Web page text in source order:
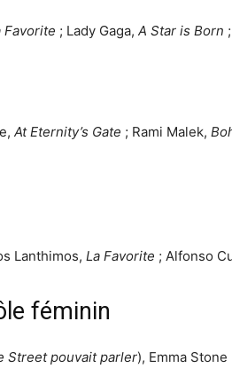
Favorite ; Lady Gaga, A Star is Born
At Eternity’s Gate ; Rami Malek,
Lanthimos, La Favorite ; Alfonso
féminin
Street pouvait parler), Emma Stone